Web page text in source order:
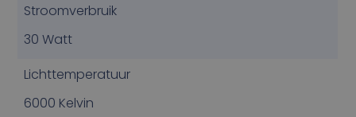
Stroomverbruik
30 Watt
Lichttemperatuur
6000 Kelvin